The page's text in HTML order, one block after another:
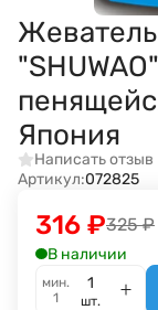
Япония
Написать отзыв
Артикул:072825
325 ₽
316 ₽
В наличии
мин.
1
шт.